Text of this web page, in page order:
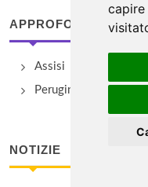
APPROFONDIMENTI
Assisi
Perugini famosi
NOTIZIE